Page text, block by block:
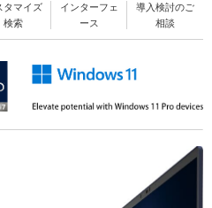
タマイズ
検索
インターフェ
ース
導入検討のご
相談